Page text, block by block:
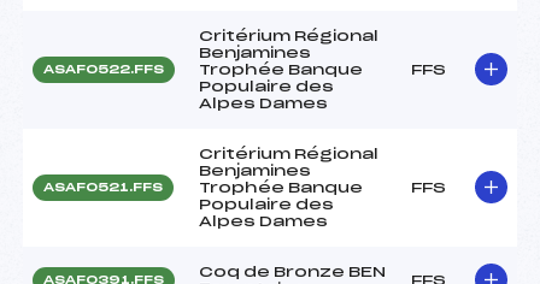
ASAF0522.FFS
Critérium Régional
Benjamines
Trophée Banque
Populaire des
Alpes Dames
FFS
ASAF0521.FFS
Critérium Régional
Benjamines
Trophée Banque
Populaire des
Alpes Dames
FFS
ASAF0391.FFS
Coq de Bronze BEN
FFS